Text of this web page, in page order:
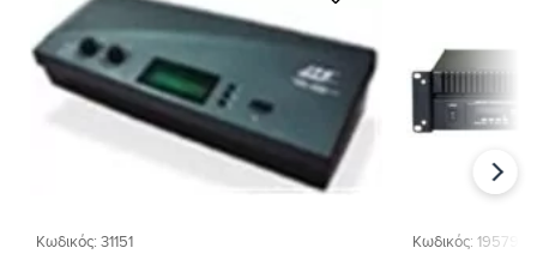
στη Λίστα
Επιθυμιών
Κωδικός: 31151 Κωδικός: 19579